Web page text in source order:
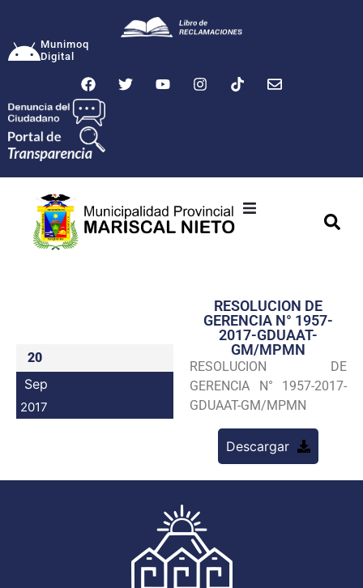
Munimoq
Digital
Transparencia
Seguridad
Programas
20
Sep
2017
RESOLUCION DE
GERENCIA N° 1957-
2017-GDUAAT-
GM/MPMN
RESOLUCION DE
GERENCIA N° 1957-2017-
GDUAAT-GM/MPMN
Descargar